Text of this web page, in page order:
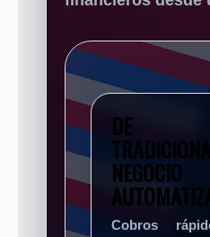
DE
NEGOCIO
Cobros